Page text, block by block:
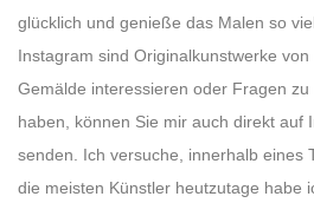
glücklich und genieße das Malen so
Instagram sind Originalkunstwerke
Gemälde interessieren oder Fragen
haben, können Sie mir auch direkt auf
senden. Ich versuche, innerhalb eines
die meisten Künstler heutzutage habe